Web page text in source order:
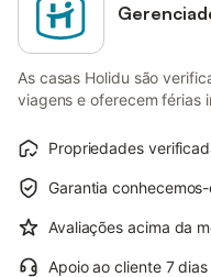
As casas Holidu são
viagens e oferecem férias
Propriedades
Garantia
Avaliações acima da
Apoio ao cliente 7